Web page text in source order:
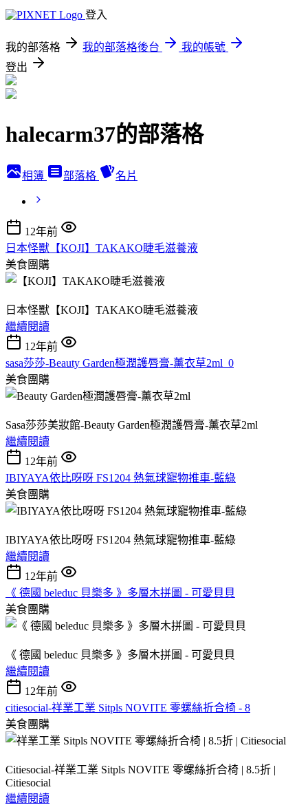
登入
我的部落格 我的部落格後台
我的帳號
登出
halecarm37的部落格
相簿 部落格 名片
12年前
日本怪獸【KOJI】TAKAKO睫毛滋養液
美食團購
日本怪獸【KOJI】TAKAKO睫毛滋養液
繼續閱讀
12年前
sasa莎莎-Beauty Garden極潤護唇膏-薰衣草2ml_0
美食團購
Sasa莎莎美妝館-Beauty Garden極潤護唇膏-薰衣草2ml
繼續閱讀
12年前
IBIYAYA依比呀呀 FS1204 熱氣球寵物推車-藍綠
美食團購
IBIYAYA依比呀呀 FS1204 熱氣球寵物推車-藍綠
繼續閱讀
12年前
《 德國 beleduc 貝樂多 》多層木拼圖 - 可愛貝貝
美食團購
《 德國 beleduc 貝樂多 》多層木拼圖 - 可愛貝貝
繼續閱讀
12年前
citiesocial-祥業工業 Sitpls NOVITE 零螺絲折合椅 - 8
美食團購
Citiesocial-祥業工業 Sitpls NOVITE 零螺絲折合椅 | 8.5折 |
Citiesocial
繼續閱讀